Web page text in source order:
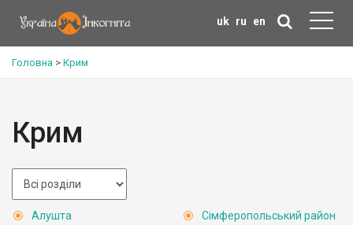
uk ru en
Головна > Крим
Крим
Алушта
Сімферопольський район